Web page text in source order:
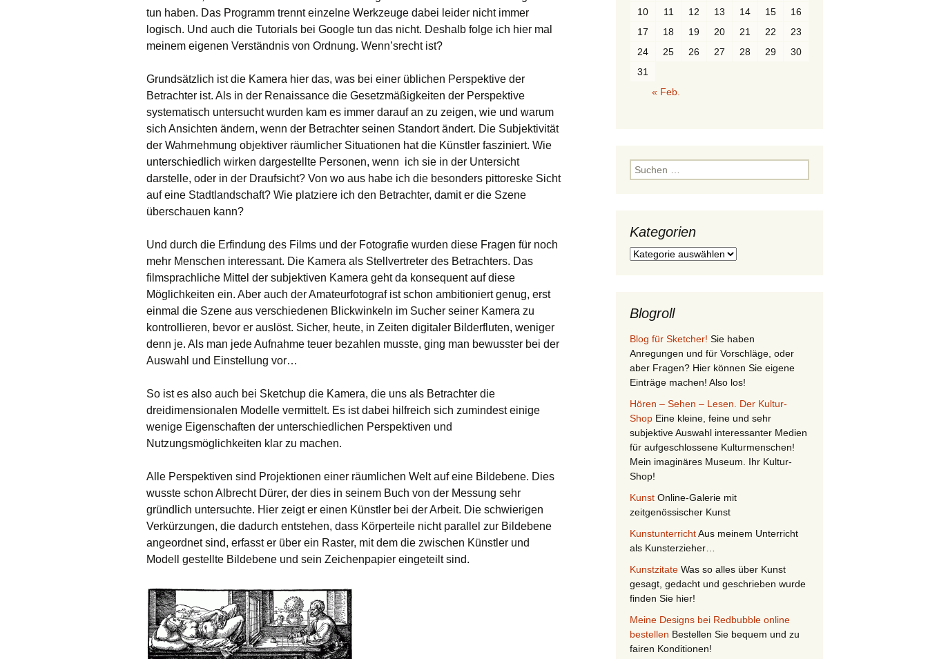
Bearbeiten
Rendern Vieleck
Kreis
Schnittebenen
Drücken / Ziehen
Folge mir!
Radiergummi
Skalieren
Versatz
Verschneiden
Text
Maßangaben
Stile
Schatten
Plugins Links
Favoriten
Kreis(bogen)
1001
Offset on surface
Position
Umschauen
Prisma
Paare
tun haben. Das Programm trennt einzelne Werkzeuge dabei leider nicht immer
logisch. Und auch die Tutorials bei Google tun das nicht. Deshalb folge ich hier mal
meinem eigenen Verständnis von Ordnung. Wenn’srecht ist?
Grundsätzlich ist die Kamera hier das, was bei einer üblichen Perspektive der
Betrachter ist. Als in der Renaissance die Gesetzmäßigkeiten der Perspektive
systematisch untersucht wurden kam es immer darauf an zu zeigen, wie und warum
sich Ansichten ändern, wenn der Betrachter seinen Standort ändert. Die Subjektivität
der Wahrnehmung objektiver räumlicher Situationen hat die Künstler fasziniert. Wie
unterschiedlich wirken dargestellte Personen, wenn ich sie in der Untersicht
darstelle, oder in der Draufsicht? Von wo aus habe ich die besonders pittoreske Sicht
auf eine Stadtlandschaft? Wie platziere ich den Betrachter, damit er die Szene
überschauen kann?
Und durch die Erfindung des Films und der Fotografie wurden diese Fragen für noch
mehr Menschen interessant. Die Kamera als Stellvertreter des Betrachters. Das
filmsprachliche Mittel der subjektiven Kamera geht da konsequent auf diese
Möglichkeiten ein. Aber auch der Amateurfotograf ist schon ambitioniert genug, erst
einmal die Szene aus verschiedenen Blickwinkeln im Sucher seiner Kamera zu
kontrollieren, bevor er auslöst. Sicher, heute, in Zeiten digitaler Bilderfluten, weniger
denn je. Als man jede Aufnahme teuer bezahlen musste, ging man bewusster bei der
Auswahl und Einstellung vor…
So ist es also auch bei Sketchup die Kamera, die uns als Betrachter die
dreidimensionalen Modelle vermittelt. Es ist dabei hilfreich sich zumindest einige
wenige Eigenschaften der unterschiedlichen Perspektiven und
Nutzungsmöglichkeiten klar zu machen.
Alle Perspektiven sind Projektionen einer räumlichen Welt auf eine Bildebene. Dies
wusste schon Albrecht Dürer, der dies in seinem Buch von der Messung sehr
gründlich untersuchte. Hier zeigt er einen Künstler bei der Arbeit. Die schwierigen
Verkürzungen, die dadurch entstehen, dass Körperteile nicht parallel zur Bildebene
angeordnet sind, erfasst er über ein Raster, mit dem die zwischen Künstler und
Modell gestellte Bildebene und sein Zeichenpapier eingeteilt sind.
10
11 12 13 14 15
16
17
18 19 20 21 22
23
24
25 26 27 28 29
30
31
« Feb.
Suchen
nach:
Kategorien
Kategorien
Blogroll
Blog für Sketcher! Sie haben
Anregungen und für Vorschläge, oder
aber Fragen? Hier können Sie eigene
Einträge machen! Also los!
Hören – Sehen – Lesen. Der Kultur-
Shop Eine kleine, feine und sehr
subjektive Auswahl interessanter Medien
für aufgeschlossene Kulturmenschen!
Mein imaginäres Museum. Ihr Kultur-
Shop!
Kunst Online-Galerie mit
zeitgenössischer Kunst
KunstunterrichtAus meinem Unterricht
als Kunsterzieher…
Kunstzitate Was so alles über Kunst
gesagt, gedacht und geschrieben wurde
finden Sie hier!
Meine Designs bei Redbubble online
bestellen Bestellen Sie bequem und zu
fairen Konditionen!